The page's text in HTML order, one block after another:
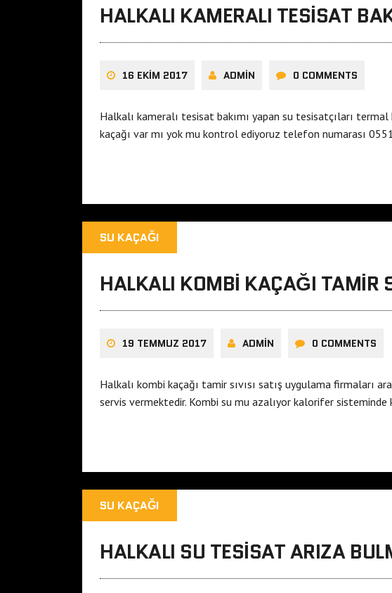
HALKALI KAMERALI TESISAT
16 EKIM 2017 ADMIN 0 COMMENTS
Halkalı kameralı tesisat bakımı yapan su tesisatçıları
kaçağı var mı yok mu kontrol ediyoruz telefon numarası
SU KAÇAĞI
HALKALI KOMBI KAÇAĞI TAMIR
19 TEMMUZ 2017 ADMIN 0 COMMENTS
Halkalı kombi kaçağı tamir sıvısı satış uygulama firmaları
servis vermektedir. Kombi su mu azalıyor kalorifer sisteminde
SU KAÇAĞI
HALKALI SU TESISAT ARIZA